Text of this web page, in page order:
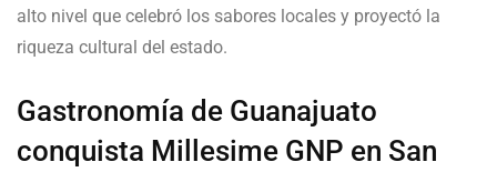
alto nivel que celebró los sabores locales y proyectó la
riqueza cultural del estado.
Gastronomía de Guanajuato
conquista Millesime GNP en San